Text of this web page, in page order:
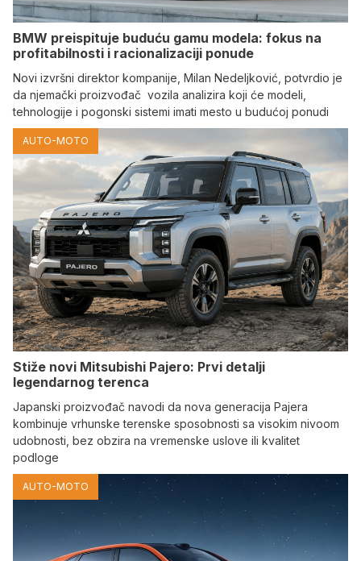
BMW preispituje buduću gamu modela: fokus na
profitabilnosti i racionalizaciji ponude
Novi izvršni direktor kompanije, Milan Nedeljković, potvrdio je
da njemački proizvođač vozila analizira koji će modeli,
tehnologije i pogonski sistemi imati mesto u budućoj ponudi
AUTO-MOTO
Stiže novi Mitsubishi Pajero: Prvi detalji
legendarnog terenca
Japanski proizvođač navodi da nova generacija Pajera
kombinuje vrhunske terenske sposobnosti sa visokim nivoom
udobnosti, bez obzira na vremenske uslove ili kvalitet
podloge
AUTO-MOTO